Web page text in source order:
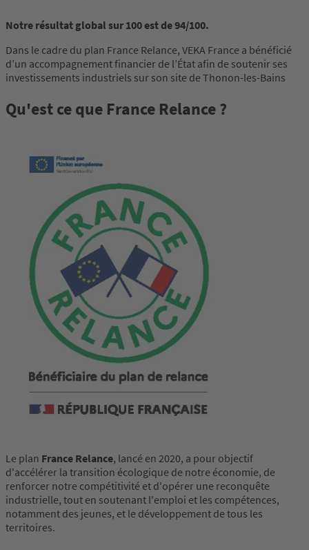
Notre résultat global sur 100 est de 94/100.
Dans le cadre du plan France Relance, VEKA France a bénéficié
d’un accompagnement financier de l’État afin de soutenir ses
investissements industriels sur son site de Thonon-les-Bains
Qu'est ce que France Relance ?
Le plan France Relance, lancé en 2020, a pour objectif
d'accélérer la transition écologique de notre économie, de
renforcer notre compétitivité et d'opérer une reconquête
industrielle, tout en soutenant l'emploi et les compétences,
notamment des jeunes, et le développement de tous les
territoires.